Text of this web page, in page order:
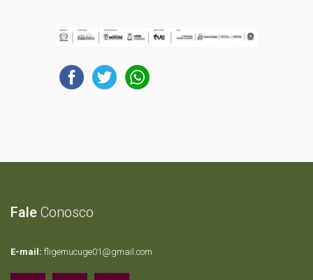
Fale Conosco
E-mail: fligemucuge01@gmail.com